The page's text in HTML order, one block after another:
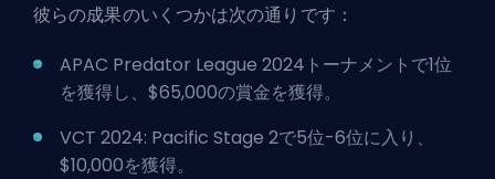
彼らの成果のいくつかは次の通りです：
APAC Predator League 2024トーナメントで1位
を獲得し、$65,000の賞金を獲得。
VCT 2024: Pacific Stage 2で5位-6位に入り、
$10,000を獲得。